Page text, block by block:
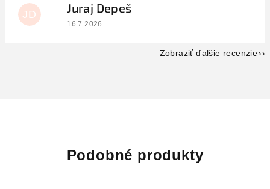
JD Juraj Depeš
Hodnotenie obchodu je 5 z 5 hviezdičiek.
16.7.2026
Zobraziť ďalšie recenzie
Podobné produkty